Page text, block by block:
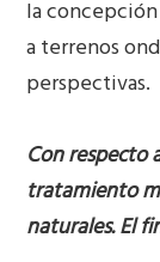
la
a terrenos
perspectivas.
Con respecto
tratamiento
naturales. El